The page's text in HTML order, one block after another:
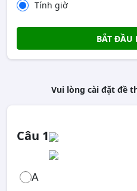
Tính giờ
BẮT ĐẦU
Vui lòng cài đặt đề
Câu 1
A